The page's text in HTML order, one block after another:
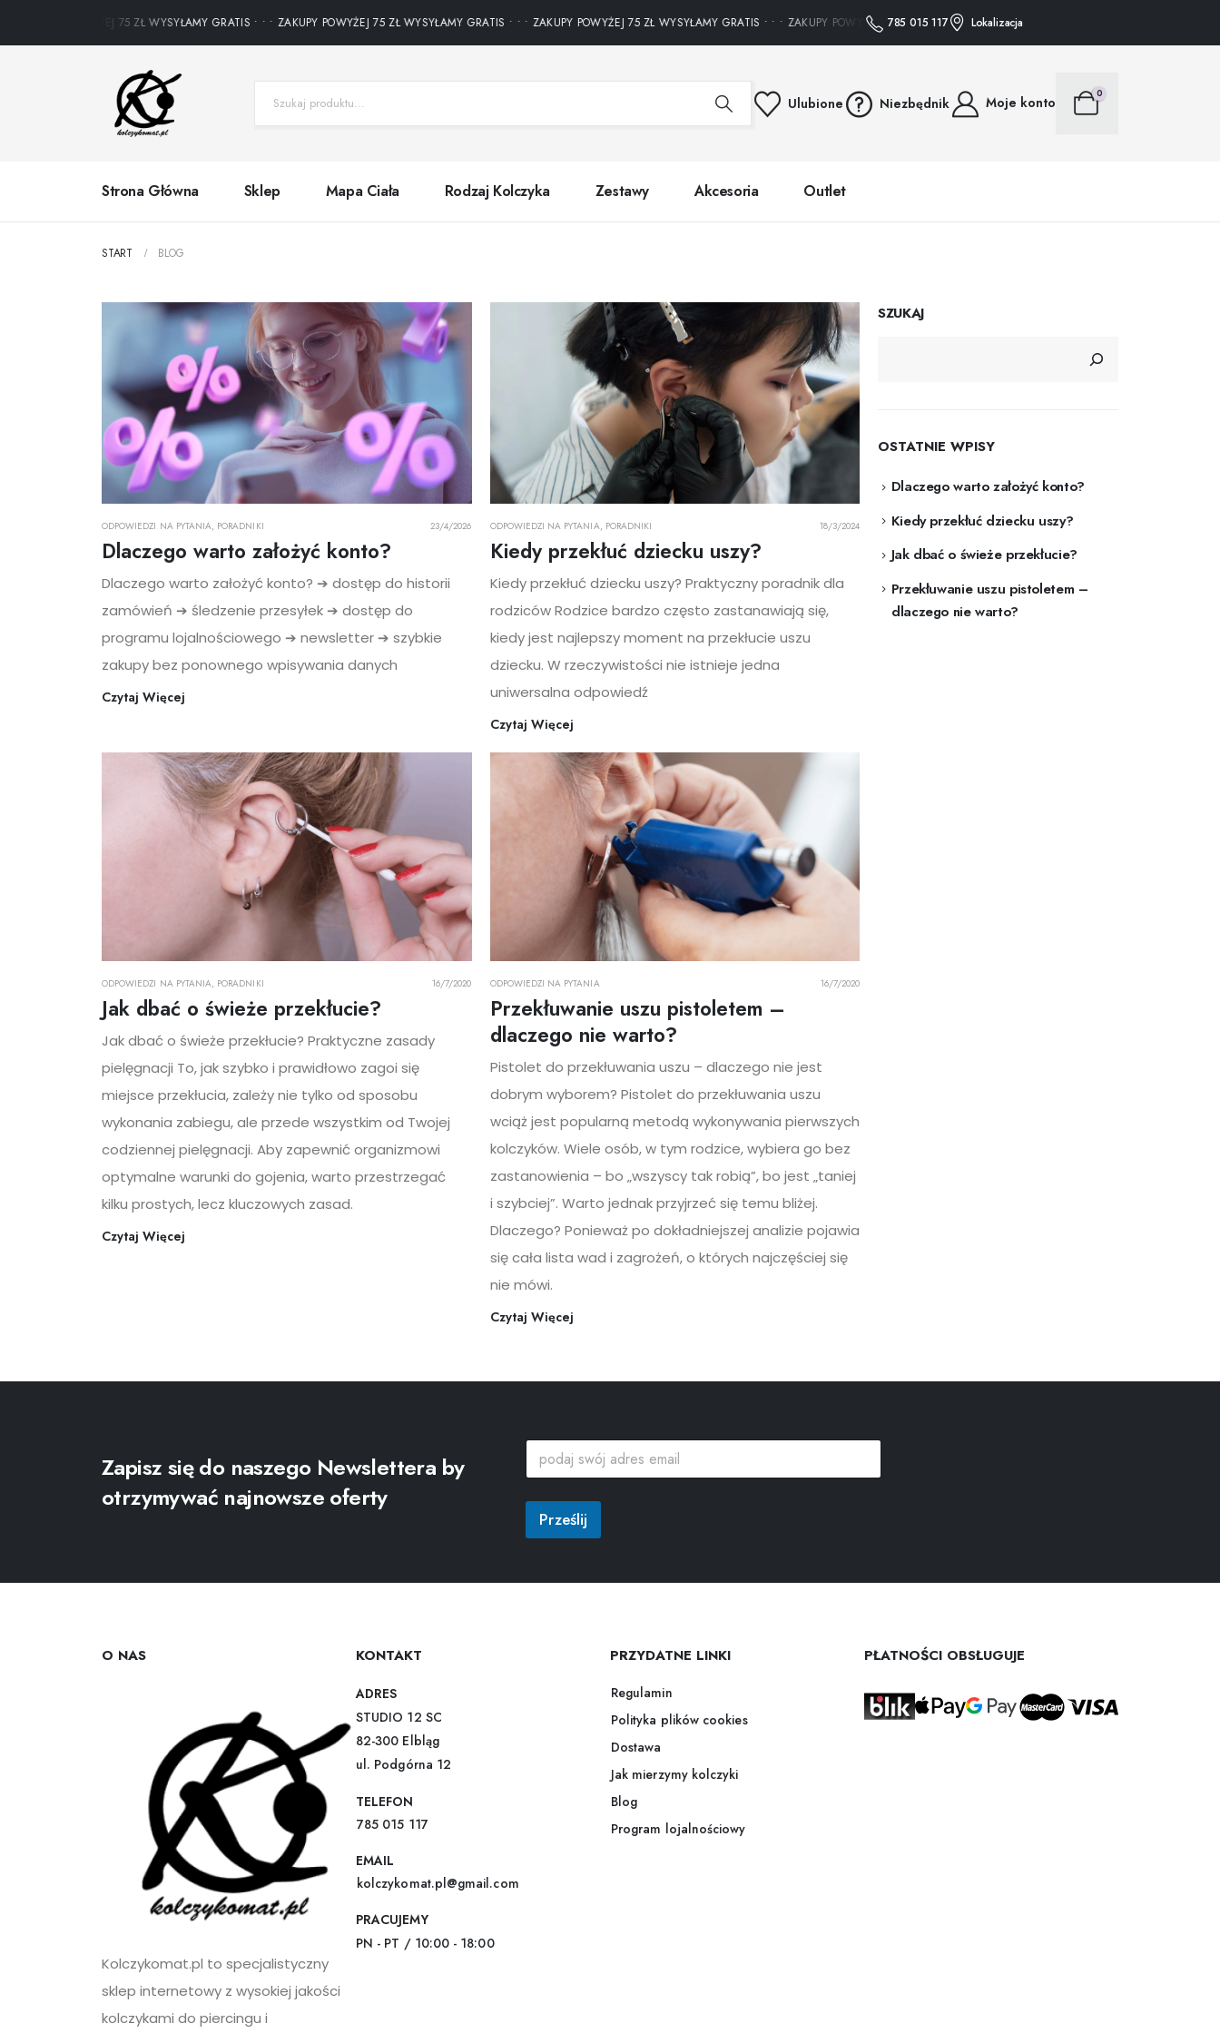
ZAKUPY POWYŻEJ 75 ZŁ WYSYŁAMY GRATIS • • • ZAKUPY POWYŻEJ 75 ZŁ WYSYŁAMY GRATIS • • • ZAKUPY POWYŻEJ 75 ZŁ WYSYŁAMY GRATIS • • • ZAKUPY POWYŻEJ 75 ZŁ WYSYŁAMY GRATIS • • • ZAKUPY POWYŻEJ 75 ZŁ
785 015 117 Lokalizacja
Ulubione Niezbędnik Moje konto
0
Strona Główna Sklep Mapa Ciała Rodzaj Kolczyka Zestawy Akcesoria Outlet
START BLOG
ODPOWIEDZI NA PYTANIA, PORADNIKI 23/4/2026
Dlaczego warto założyć konto?
Dlaczego warto założyć konto? ➔ dostęp do historii
zamówień ➔ śledzenie przesyłek ➔ dostęp do
programu lojalnościowego ➔ newsletter ➔ szybkie
zakupy bez ponownego wpisywania danych
Czytaj Więcej
ODPOWIEDZI NA PYTANIA, PORADNIKI 18/3/2024
Kiedy przekłuć dziecku uszy?
Kiedy przekłuć dziecku uszy? Praktyczny poradnik dla
rodziców Rodzice bardzo często zastanawiają się,
kiedy jest najlepszy moment na przekłucie uszu
dziecku. W rzeczywistości nie istnieje jedna
uniwersalna odpowiedź
Czytaj Więcej
ODPOWIEDZI NA PYTANIA, PORADNIKI 16/7/2020
Jak dbać o świeże przekłucie?
Jak dbać o świeże przekłucie? Praktyczne zasady
pielęgnacji To, jak szybko i prawidłowo zagoi się
miejsce przekłucia, zależy nie tylko od sposobu
wykonania zabiegu, ale przede wszystkim od Twojej
codziennej pielęgnacji. Aby zapewnić organizmowi
optymalne warunki do gojenia, warto przestrzegać
kilku prostych, lecz kluczowych zasad.
Czytaj Więcej
ODPOWIEDZI NA PYTANIA 16/7/2020
Przekłuwanie uszu pistoletem –
dlaczego nie warto?
Pistolet do przekłuwania uszu – dlaczego nie jest
dobrym wyborem? Pistolet do przekłuwania uszu
wciąż jest popularną metodą wykonywania pierwszych
kolczyków. Wiele osób, w tym rodzice, wybiera go bez
zastanowienia – bo „wszyscy tak robią”, bo jest „taniej
i szybciej”. Warto jednak przyjrzeć się temu bliżej.
Dlaczego? Ponieważ po dokładniejszej analizie pojawia
się cała lista wad i zagrożeń, o których najczęściej się
nie mówi.
Czytaj Więcej
SZUKAJ
OSTATNIE WPISY
Dlaczego warto założyć konto?
Kiedy przekłuć dziecku uszy?
Jak dbać o świeże przekłucie?
Przekłuwanie uszu pistoletem –
dlaczego nie warto?
Zapisz się do naszego Newslettera by
otrzymywać najnowsze oferty
ó
p
d
a
s
j
Prześlij
O NAS
Kolczykomat.pl to specjalistyczny
sklep internetowy z wysokiej jakości
kolczykami do piercingu i
KONTAKT
ADRES
STUDIO 12 SC
82-300 Elbląg
ul. Podgórna 12
TELEFON
785 015 117
EMAIL
kolczykomat.pl@gmail.com
PRACUJEMY
PN - PT / 10:00 - 18:00
PRZYDATNE LINKI
Regulamin
Polityka plików cookies
Dostawa
Jak mierzymy kolczyki
Blog
Program lojalnościowy
PŁATNOŚCI OBSŁUGUJE